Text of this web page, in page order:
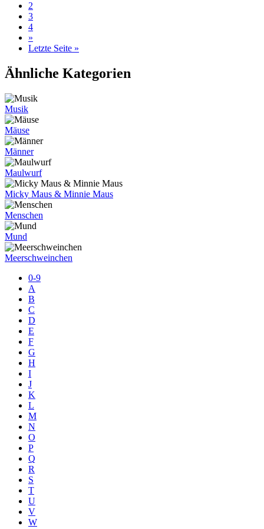
2
3
4
»
Letzte Seite »
Ähnliche Kategorien
Musik
Mäuse
Männer
Maulwurf
Micky Maus & Minnie Maus
Menschen
Mund
Meerschweinchen
0-9
A
B
C
D
E
F
G
H
I
J
K
L
M
N
O
P
Q
R
S
T
U
V
W